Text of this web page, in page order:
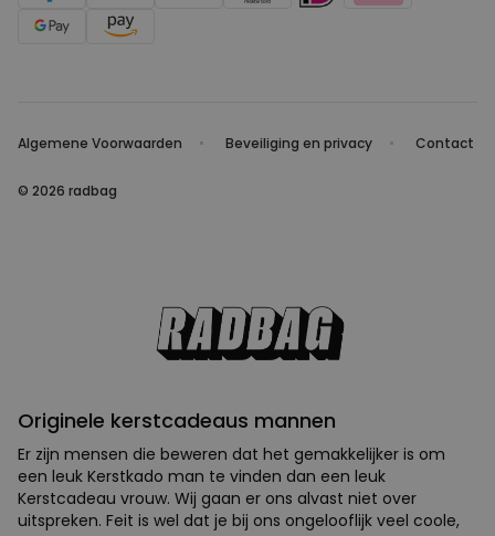
Algemene Voorwaarden Beveiliging en privacy Contact
© 2026 radbag
Originele kerstcadeaus mannen
Er zijn mensen die beweren dat het gemakkelijker is om
een leuk Kerstkado man te vinden dan een leuk
Kerstcadeau vrouw. Wij gaan er ons alvast niet over
uitspreken. Feit is wel dat je bij ons ongelooflijk veel coole,